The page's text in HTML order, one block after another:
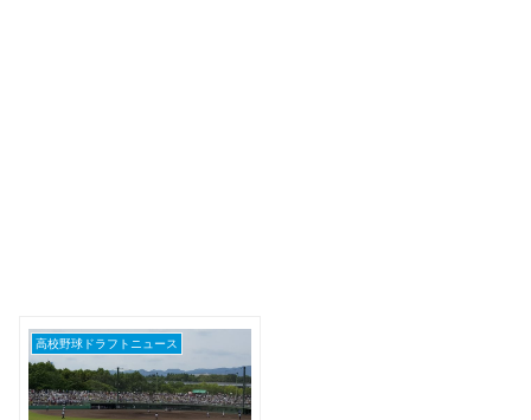
高校野球ドラフトニュース